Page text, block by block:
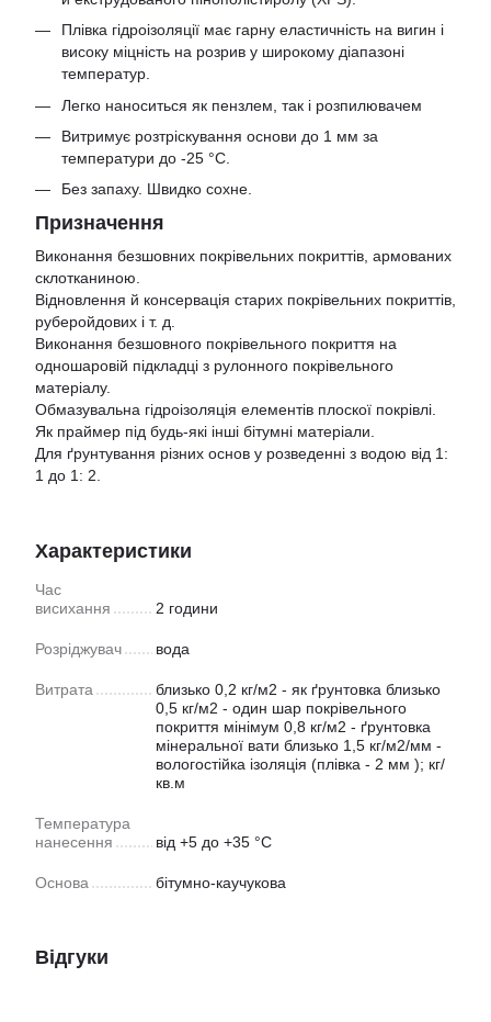
Плівка гідроізоляції має гарну еластичність на вигин і
високу міцність на розрив у широкому діапазоні
температур.
Легко наноситься як пензлем, так і розпилювачем
Витримує розтріскування основи до 1 мм за
температури до -25 °С.
Без запаху. Швидко сохне.
Призначення
Виконання безшовних покрівельних покриттів, армованих
склотканиною.
Відновлення й консервація старих покрівельних покриттів,
руберойдових і т. д.
Виконання безшовного покрівельного покриття на
одношаровій підкладці з рулонного покрівельного
матеріалу.
Обмазувальна гідроізоляція елементів плоскої покрівлі.
Як праймер під будь-які інші бітумні матеріали.
Для ґрунтування різних основ у розведенні з водою від 1:
1 до 1: 2.
Характеристики
Час
висихання
2 години
Розріджувач вода
Витрата
близько 0,2 кг/м2 - як ґрунтовка близько
0,5 кг/м2 - один шар покрівельного
покриття мінімум 0,8 кг/м2 - ґрунтовка
мінеральної вати близько 1,5 кг/м2/мм -
вологостійка ізоляція (плівка - 2 мм ); кг/
кв.м
Температура
нанесення
від +5 до +35 °С
Основа бітумно-каучукова
Відгуки